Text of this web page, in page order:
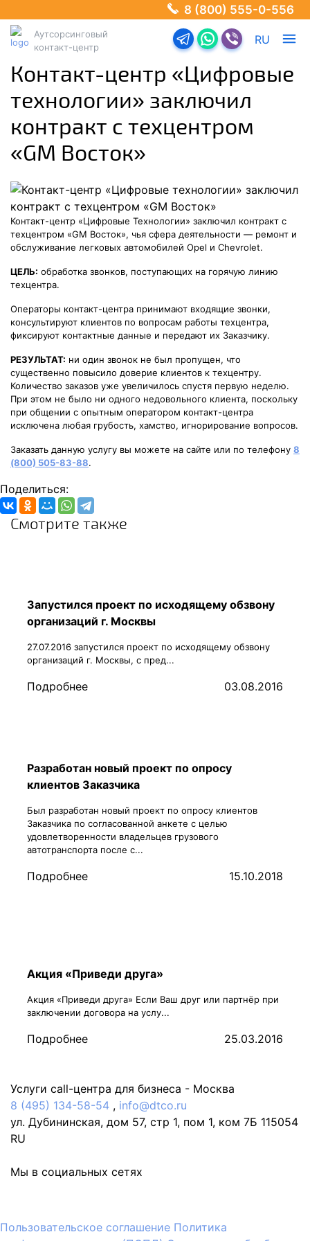
8 (800) 555-0-556
Аутсорсинговый
контакт-центр
Перейти в телеграм-
Перейти в Ватсап
Перейти в
RU
Контакт-центр «Цифровые
технологии» заключил
контракт с техцентром
«GM Восток»
Контакт-центр «Цифровые Технологии» заключил контракт с
техцентром «GM Восток», чья сфера деятельности — ремонт и
обслуживание легковых автомобилей Opel и Chevrolet.
ЦЕЛЬ: обработка звонков, поступающих на горячую линию
техцентра.
Операторы контакт-центра принимают входящие звонки,
консультируют клиентов по вопросам работы техцентра,
фиксируют контактные данные и передают их Заказчику.
РЕЗУЛЬТАТ: ни один звонок не был пропущен, что
существенно повысило доверие клиентов к техцентру.
Количество заказов уже увеличилось спустя первую неделю.
При этом не было ни одного недовольного клиента, поскольку
при общении с опытным оператором контакт-центра
исключена любая грубость, хамство, игнорирование вопросов.
Заказать данную услугу вы можете на сайте или по телефону 8
(800) 505-83-88.
Поделиться:
Смотрите также
Запустился проект по исходящему обзвону
организаций г. Москвы
27.07.2016 запустился проект по исходящему обзвону
организаций г. Москвы, с пред...
Подробнее 03.08.2016
Разработан новый проект по опросу
клиентов Заказчика
Был разработан новый проект по опросу клиентов
Заказчика по согласованной анкете с целью
удовлетворенности владельцев грузового
автотранспорта после с...
Подробнее 15.10.2018
Акция «Приведи друга»
Акция «Приведи друга» Если Ваш друг или партнёр при
заключении договора на услу...
Подробнее 25.03.2016
Услуги call-центра для бизнеса - Москва
8 (495) 134-58-54 , info@dtco.ru
ул. Дубининская, дом 57, стр 1, пом 1, ком 7Б 115054
RU
Мы в социальных сетях
Пользовательское соглашение Политика